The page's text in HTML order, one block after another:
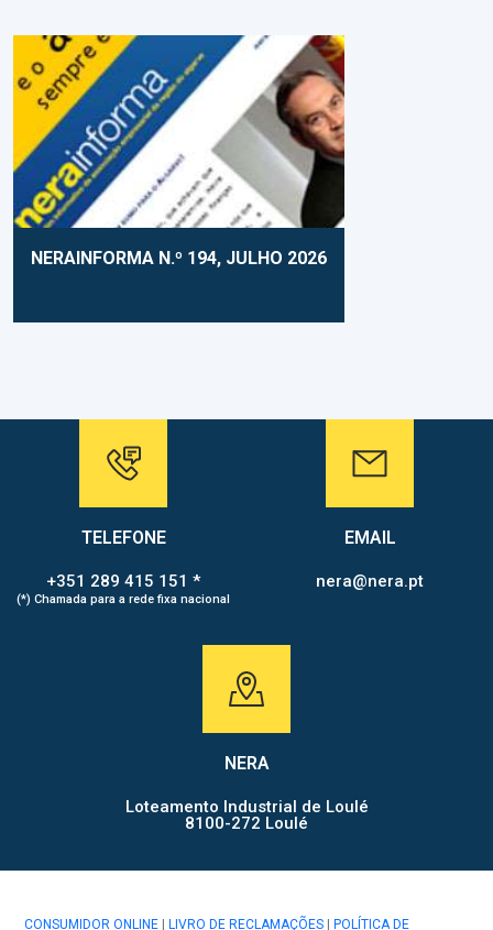
NERAINFORMA N.º 194, JULHO 2026
TELEFONE
+351 289 415 151 *
(*) Chamada para a rede fixa nacional
EMAIL
nera@nera.pt
NERA
Loteamento Industrial de Loulé
8100-272 Loulé
CONSUMIDOR ONLINE LIVRO DE RECLAMAÇÕES POLÍTICA DE